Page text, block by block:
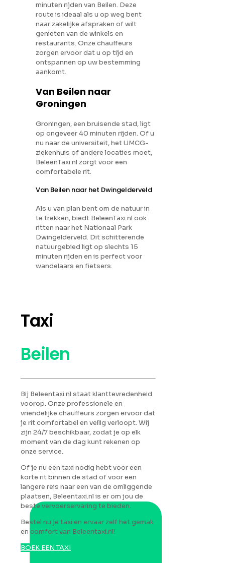
minuten rijden van Beilen. Deze
route is ideaal als u op weg bent
naar zakelijke afspraken of wilt
genieten van de winkels en
restaurants. Onze chauffeurs
zorgen ervoor dat u op tijd en
ontspannen op uw bestemming
aankomt.
Van Beilen naar
Groningen
Groningen, een bruisende stad, ligt
op ongeveer 40 minuten rijden. Of u
nu naar de universiteit, het UMCG-
ziekenhuis of andere locaties moet,
BeleenTaxi.nl zorgt voor een
comfortabele rit.
Van Beilen naar het Dwingelderveld
Als u van plan bent om de natuur in
te trekken, biedt BeleenTaxi.nl ook
ritten naar het Nationaal Park
Dwingelderveld. Dit schitterende
natuurgebied ligt op slechts 15
minuten rijden en is perfect voor
wandelaars en fietsers.
Taxi
Beilen
Bij Beleentaxi.nl staat klanttevredenheid
voorop. Onze professionele en
vriendelijke chauffeurs zorgen ervoor dat
je rit comfortabel en veilig verloopt. Wij
zijn 24/7 beschikbaar, zodat je op elk
moment van de dag kunt rekenen op
onze service.
Of je nu een taxi nodig hebt voor een
korte rit binnen de stad of voor een
langere reis naar een van de omliggende
plaatsen, Beleentaxi.nl is er om jou de
beste vervoerservaring te bieden.
Bestel nu je taxi en ervaar zelf het gemak
en comfort van Beleentaxi.nl!
BOEK EEN TAXI